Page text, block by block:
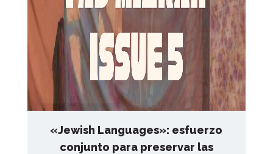
«Jewish Languages»: esfuerzo
conjunto para preservar las